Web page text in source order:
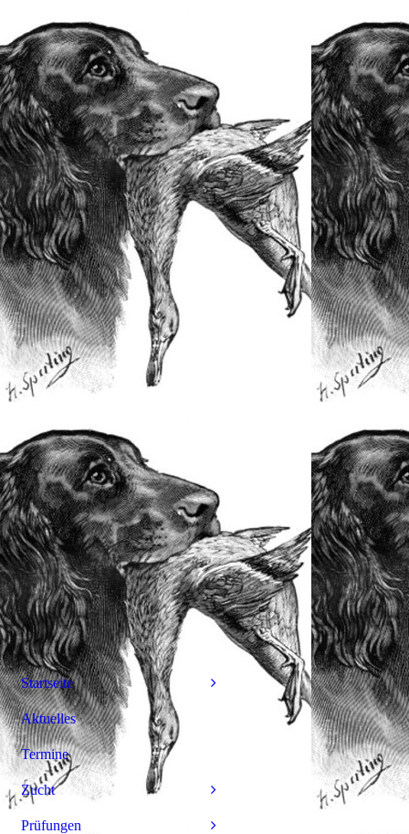
Startseite
Aktuelles
Termine
Zucht
Prüfungen